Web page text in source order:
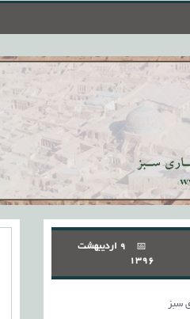
9 اردیبهشت
1396
سبز